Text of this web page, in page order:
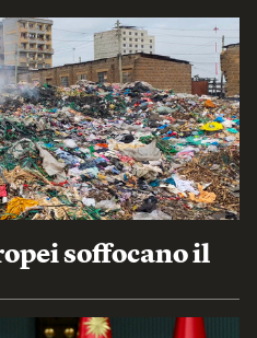
soffocano il